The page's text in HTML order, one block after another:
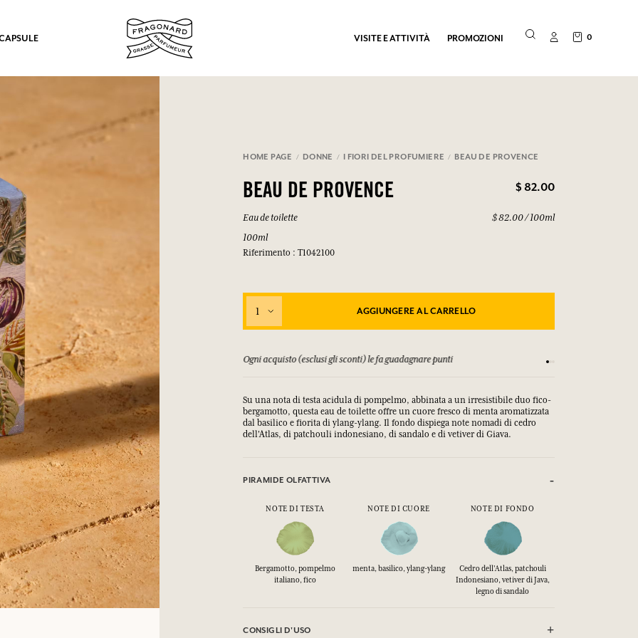
COLLEGARSI
COLLEGARSI
punti e ricevere regali.
COLLEGARSI
VISITE E ATTIVITÀ PROMOZIONI 0
HOME PAGE DONNE I FIORI DEL PROFUMIERE BEAU DE PROVENCE
BEAU DE PROVENCE $ 82.00
Eau de toilette
100ml
Riferimento : T1042100
$ 82.00 / 100ml
1 AGGIUNGERE AL CARRELLO
gli sconti) le fa guadagnare punti Consulta i nostri T&C
Su una nota di testa acidula di pompelmo, abbinata a un irresistibile duo fico-
bergamotto, questa eau de toilette offre un cuore fresco di menta aromatizzata
dal basilico e fiorita di ylang-ylang. Il fondo dispiega note nomadi di cedro
dell'Atlas, di patchouli indonesiano, di sandalo e di vetiver di Giava.
PIRAMIDE OLFATTIVA
NOTE DI TESTA NOTE DI CUORE NOTE DI FONDO
Bergamotto, pompelmo
italiano, fico
menta, basilico, ylang-ylang
Cedro dell'Atlas, patchouli
Indonesiano, vetiver di Java,
legno di sandalo
CONSIGLI D'USO